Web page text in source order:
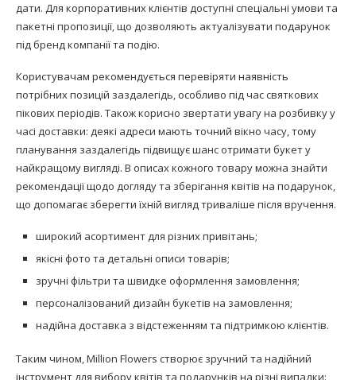
дати. Для корпоративних клієнтів доступні спеціальні умови та
пакетні пропозиції, що дозволяють актуалізувати подарунок
під бренд компанії та подію.
Користувачам рекомендується перевіряти наявність
потрібних позицій заздалегідь, особливо під час святкових
пікових періодів. Також корисно звертати увагу на розбивку у
часі доставки: деякі адреси мають точний вікно часу, тому
планування заздалегідь підвищує шанс отримати букет у
найкращому вигляді. В описах кожного товару можна знайти
рекомендації щодо догляду та зберігання квітів на подарунок,
що допомагає зберегти їхній вигляд триваліше після вручення.
широкий асортимент для різних привітань;
якісні фото та детальні описи товарів;
зручні фільтри та швидке оформлення замовлення;
персоналізований дизайн букетів на замовлення;
надійна доставка з відстеженням та підтримкою клієнтів.
Таким чином, Million Flowers створює зручний та надійний
інструмент для вибору квітів та подарунків на різні випадки: